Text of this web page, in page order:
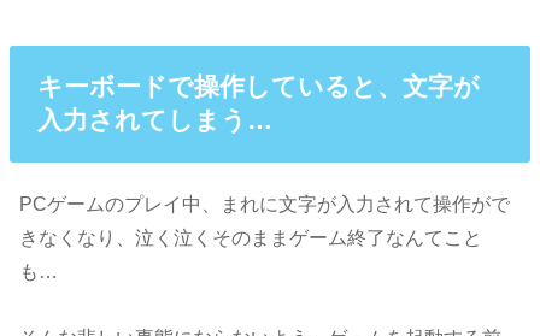
キーボードで操作していると、文字が
入力されてしまう…
PCゲームのプレイ中、まれに文字が入力されて操作がで
きなくなり、泣く泣くそのままゲーム終了なんてこと
も…